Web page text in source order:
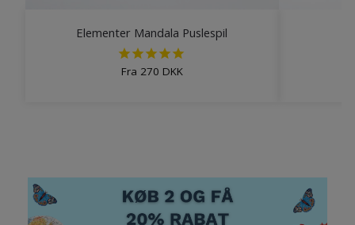
Elementer Mandala Puslespil
Fra 270 DKK